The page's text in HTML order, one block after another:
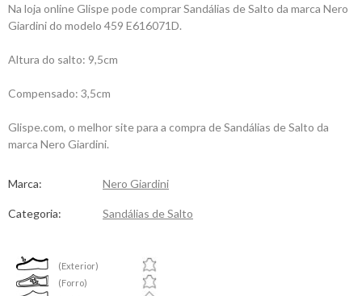
Na loja online Glispe pode comprar Sandálias de Salto da marca Nero
Giardini do modelo 459 E616071D.
Altura do salto: 9,5cm
Compensado: 3,5cm
Glispe.com, o melhor site para a compra de Sandálias de Salto da
marca Nero Giardini.
Marca: Nero Giardini
Categoria: Sandálias de Salto
(Exterior)
(Forro)